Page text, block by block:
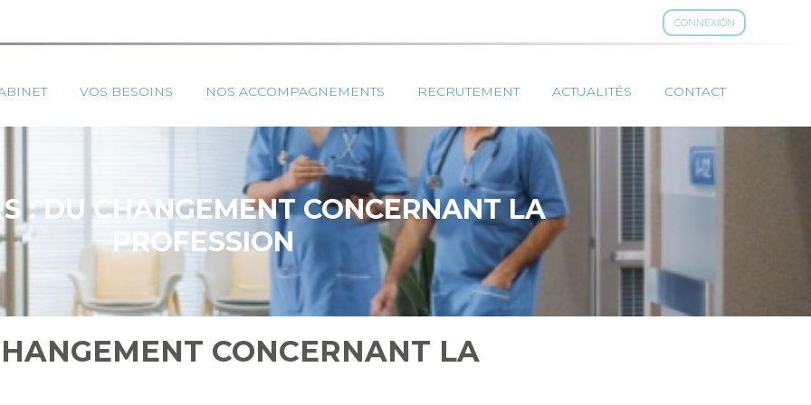
CONNEXION
VOS BESOINS NOS ACCOMPAGNEMENTS RECRUTEMENT ACTUALITÉS CONTACT
: DU CHANGEMENT CONCERNANT LA
PROFESSION
CONCERNANT LA